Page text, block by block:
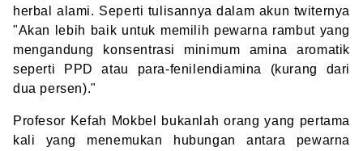
herbal alami. Seperti tulisannya dalam akun twiternya
"Akan lebih baik untuk memilih pewarna rambut yang
mengandung konsentrasi minimum amina aromatik
seperti PPD atau para-fenilendiamina (kurang dari
dua persen)."
Profesor Kefah Mokbel bukanlah orang yang pertama
kali yang menemukan hubungan antara pewarna